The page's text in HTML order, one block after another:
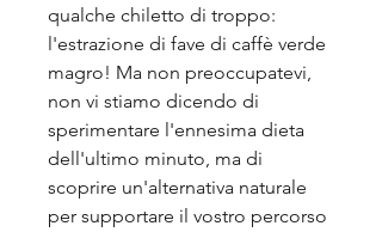
qualche chiletto di troppo:
l'estrazione di fave di caffè verde
magro! Ma non preoccupatevi,
non vi stiamo dicendo di
sperimentare l'ennesima dieta
dell'ultimo minuto, ma di
scoprire un'alternativa naturale
per supportare il vostro percorso